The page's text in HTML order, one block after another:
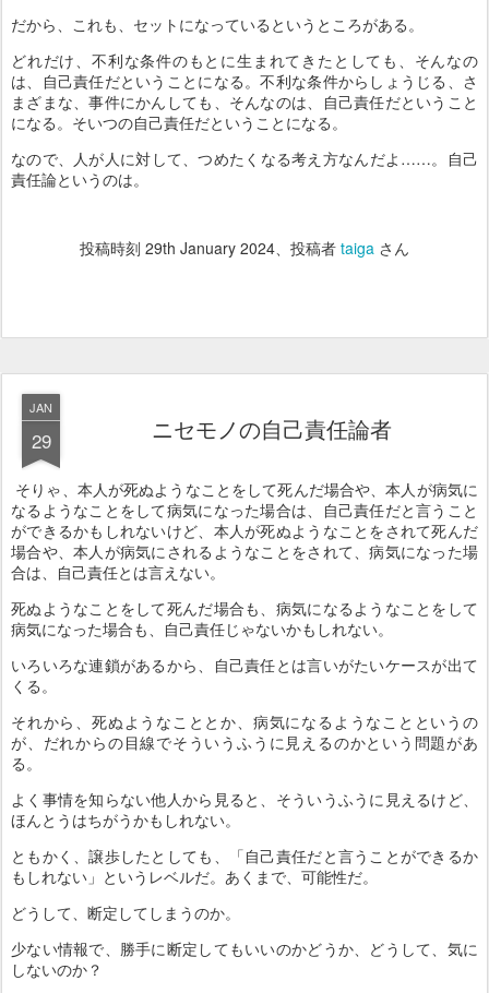
だから、これも、セットになっているというところがある。
どれだけ、不利な条件のもとに生まれてきたとしても、そんなの
は、自己責任だということになる。不利な条件からしょうじる、さ
まざまな、事件にかんしても、そんなのは、自己責任だということ
になる。そいつの自己責任だということになる。
なので、人が人に対して、つめたくなる考え方なんだよ……。自己
責任論というのは。
投稿時刻 29th January 2024、投稿者 taiga さん
JAN
29 ニセモノの自己責任論者
そりゃ、本人が死ぬようなことをして死んだ場合や、本人が病気に
なるようなことをして病気になった場合は、自己責任だと言うこと
ができるかもしれないけど、本人が死ぬようなことをされて死んだ
場合や、本人が病気にされるようなことをされて、病気になった場
合は、自己責任とは言えない。
死ぬようなことをして死んだ場合も、病気になるようなことをして
病気になった場合も、自己責任じゃないかもしれない。
いろいろな連鎖があるから、自己責任とは言いがたいケースが出て
くる。
それから、死ぬようなこととか、病気になるようなことというの
が、だれからの目線でそういうふうに見えるのかという問題があ
る。
よく事情を知らない他人から見ると、そういうふうに見えるけど、
ほんとうはちがうかもしれない。
ともかく、譲歩したとしても、「自己責任だと言うことができるか
もしれない」というレベルだ。あくまで、可能性だ。
どうして、断定してしまうのか。
少ない情報で、勝手に断定してもいいのかどうか、どうして、気に
しないのか？